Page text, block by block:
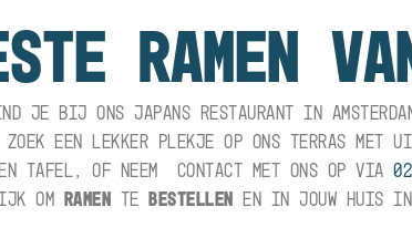
RAMEN
JE BIJ ONS JAPANS RESTAURANT IN
EEN LEKKER PLEKJE OP ONS TERRAS MET
TAFEL, OF NEEM CONTACT MET ONS OP VIA
OM RAMEN TE BESTELLEN EN IN JOUW HUIS IN